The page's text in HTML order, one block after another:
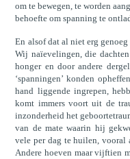
om te bewegen, te worden
behoefte om spanning te
En alsof dat al niet erg
Wij naïevelingen, die dachten
honger en door andere
‘spanningen’ konden
hand liggende ingrepen,
komt immers voort uit de
inzonderheid het
van de mate waarin hij
vele per dag te huilen, vooral
Andere hoeven maar vijftien